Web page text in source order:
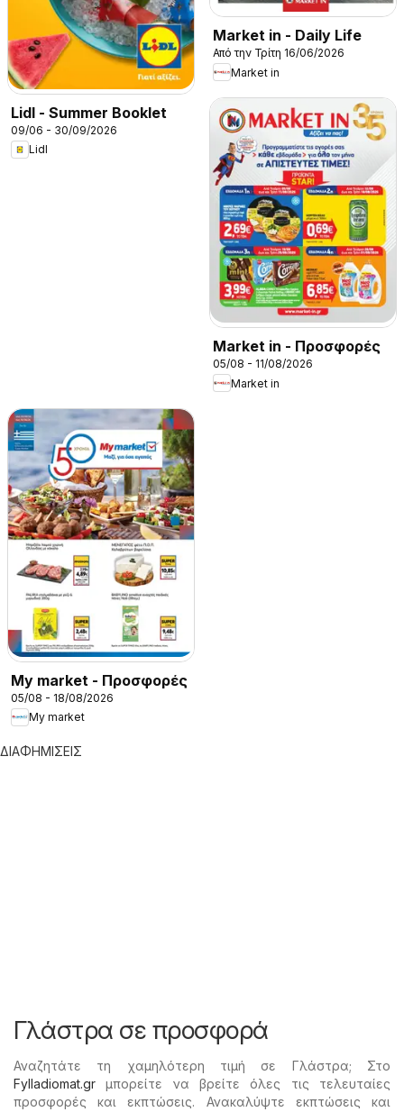
Lidl - Summer Booklet
09/06 - 30/09/2026
Lidl
Market in - Daily Life
Από την Τρίτη 16/06/2026
Market in
Market in - Προσφορές
05/08 - 11/08/2026
Market in
My market - Προσφορές
05/08 - 18/08/2026
My market
ΔΙΑΦΗΜΙΣΕΙΣ
Γλάστρα σε προσφορά
Αναζητάτε τη χαμηλότερη τιμή σε Γλάστρα; Στο
Fylladiomat.gr μπορείτε να βρείτε όλες τις τελευταίες
προσφορές και εκπτώσεις. Ανακαλύψτε εκπτώσεις και